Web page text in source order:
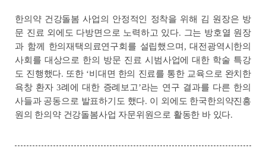
한의약 건강돌봄 사업의 안정적인 정착을 위해 김 원장은 방
문 진료 외에도 다방면으로 노력하고 있다. 그는 방호열 원장
과 함께 한의재택의료연구회를 설립했으며, 대전광역시한의
사회를 대상으로 한의 방문 진료 시범사업에 대한 학술 특강
도 진행했다. 또한 ‘비대면 한의 진료를 통한 교육으로 완치한
욕창 환자 3례에 대한 증례보고’라는 연구 결과를 다른 한의
사들과 공동으로 발표하기도 했다. 이 외에도 한국한의약진흥
원의 한의약 건강돌봄사업 자문위원으로 활동한 바 있다.